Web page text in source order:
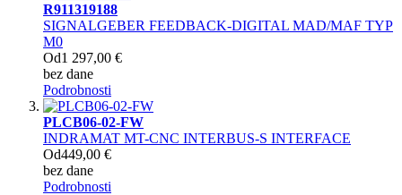
R911319188
SIGNALGEBER FEEDBACK-DIGITAL MAD/MAF TYP
M0
Od1 297,00 €
bez dane
Podrobnosti
PLCB06-02-FW
INDRAMAT MT-CNC INTERBUS-S INTERFACE
Od449,00 €
bez dane
Podrobnosti